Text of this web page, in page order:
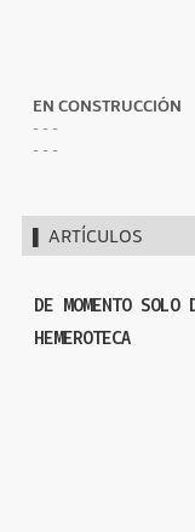
EN CONSTRUCCIÓN
- - -
- - -
▌ Artículos
DE MOMENTO
HEMEROTECA